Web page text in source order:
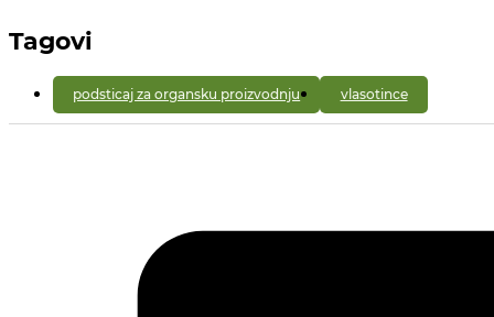
Tagovi
podsticaj za organsku proizvodnju vlasotince